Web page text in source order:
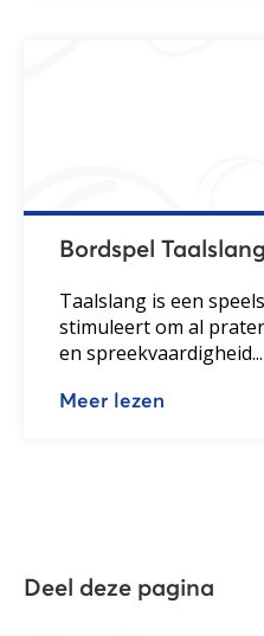
Bordspel Taalslang
Taalslang is een
stimuleert om al
en spreekvaardigheid...
Meer lezen
Deel deze pagina